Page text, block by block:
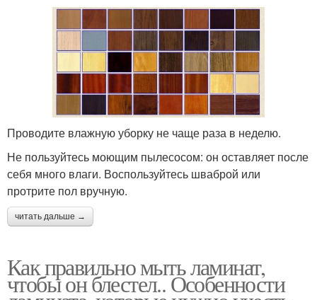
Проводите влажную уборку не чаще раза в неделю.
Не пользуйтесь моющим пылесосом: он оставляет после
себя много влаги. Воспользуйтесь шваброй или
протрите пол вручную.
читать дальше →
Как правильно мыть ламинат,
чтобы он блестел.. Особенности